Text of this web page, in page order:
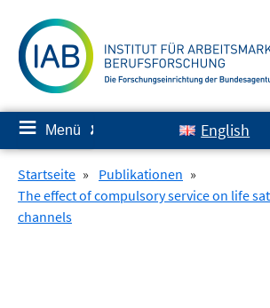
zum
Inhalt
≡ Menü ✘ English
Startseite » Publikationen »
The effect of compulsory service on life
channels